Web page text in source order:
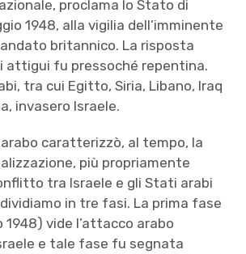
proclama lo Stato di
1948, alla vigilia dell’imminente
britannico. La risposta
attigui fu pressoché repentina.
tra cui Egitto, Siria, Libano, Iraq
invasero Israele.
caratterizzò, al tempo, la
più propriamente
tra Israele e gli Stati arabi
in tre fasi. La prima fase
1948) vide l’attacco arabo
e tale fase fu segnata